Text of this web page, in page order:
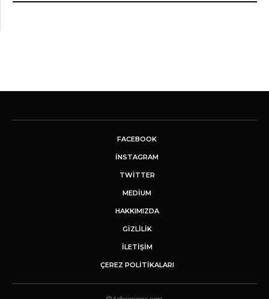
FACEBOOK
INSTAGRAM
TWITTER
MEDIUM
HAKKIMIZDA
GİZLİLİK
İLETIŞIM
ÇEREZ POLITIKALARI